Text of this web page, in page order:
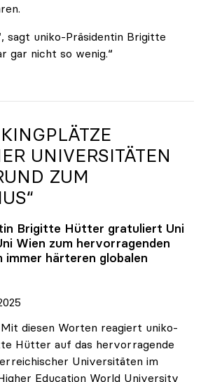
sagt uniko-Präsidentin Brigitte
gar nicht so wenig.“
US-Forscher:innen an
UNIVERSITÄTEN
ZUM
Brigitte Hütter gratuliert Uni
Wien zum hervorragenden
immer härteren globalen
Mit diesen Worten reagiert uniko-
Hütter auf das hervorragende
Universitäten im
Education World University